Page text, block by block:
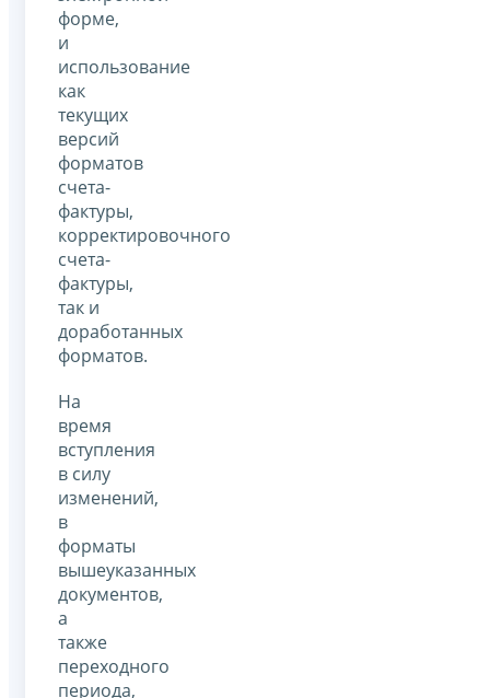
форме,
и
использование
как
текущих
версий
форматов
счета-
фактуры,
корректировочного
счета-
фактуры,
так и
доработанных
форматов.
На
время
вступления
в силу
изменений,
в
форматы
вышеуказанных
документов,
а
также
переходного
периода,